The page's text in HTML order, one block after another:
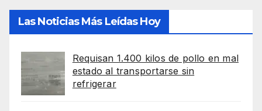
Las Noticias Más Leídas Hoy
Requisan 1.400 kilos de pollo en mal
estado al transportarse sin
refrigerar